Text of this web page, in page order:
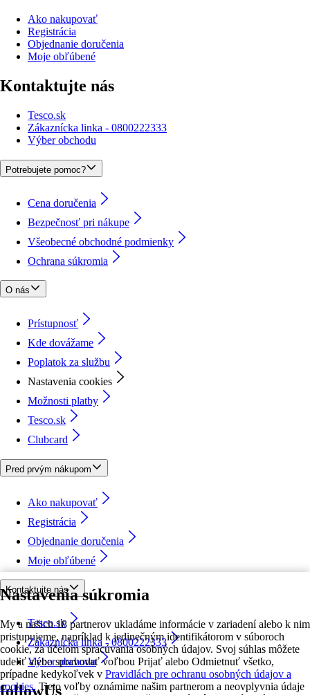
Nastavenia súkromia
My a našich 18 partnerov ukladáme informácie v zariadení alebo k nim
pristupujeme, napríklad k jedinečným identifikátorom v súboroch
cookie, za účelom spracúvania osobných údajov. Svoj súhlas môžete
udeliť alebo spravovať voľbou Prijať alebo Odmietnuť všetko,
prípadne kedykoľvek v Pravidlách pre ochranu osobných údajov a
cookies. Tieto voľby oznámime našim partnerom a neovplyvnia údaje
Ako nakupovať
Registrácia
Objednanie doručenia
Moje obľúbené
Kontaktujte nás
Tesco.sk
Zákaznícka linka - 0800222333
Výber obchodu
Potrebujete pomoc?
Cena doručenia
Bezpečnosť pri nákupe
Všeobecné obchodné podmienky
Ochrana súkromia
O nás
Prístupnosť
Kde dovážame
Poplatok za službu
Nastavenia cookies
Možnosti platby
Tesco.sk
Clubcard
Pred prvým nákupom
Ako nakupovať
Registrácia
Objednanie doručenia
Moje obľúbené
Kontaktujte nás
Tesco.sk
Zákaznícka linka - 0800222333
Výber obchodu
followUs